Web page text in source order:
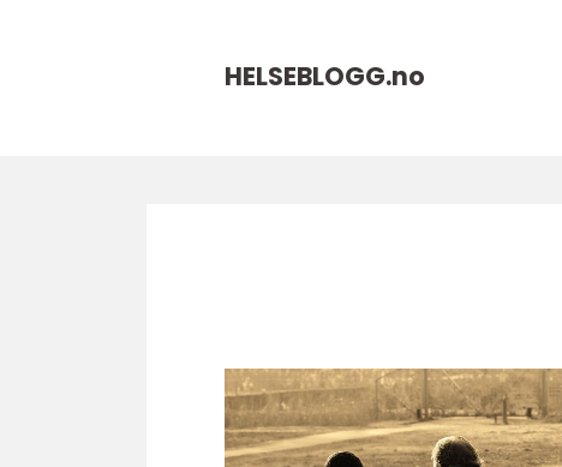
HELSEBLOGG.no